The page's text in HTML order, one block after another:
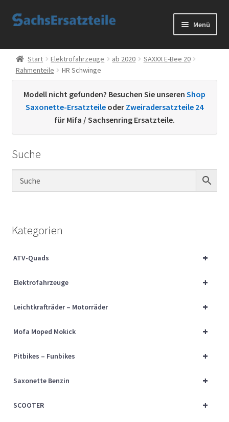
Zur
Zum
Menü
Start
AGB
Datenschutzerklärung
Kontakt
Sachs Ersatzteile
Über uns
Start Elektrofahrzeuge ab 2020
SAXXX E-Bee 20
Rahmenteile
HR Schwinge
Modell nicht gefunden? Besuchen Sie unseren Shop
Saxonette-Ersatzteile oder Zweiradersatzteile 24
für Mifa / Sachsenring Ersatzteile.
Suche
Kategorien
+
ATV-Quads
+
Elektrofahrzeuge
+
Leichtkrafträder – Motorräder
+
Mofa Moped Mokick
+
Pitbikes – Funbikes
+
Saxonette Benzin
+
SCOOTER